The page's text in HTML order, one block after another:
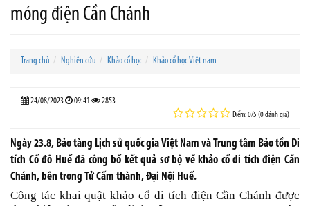
móng điện Cần Chánh
Trang chủ Nghiên cứu Khảo cổ học Khảo cổ học Việt nam
24/08/2023 09:41 2853
Điểm: 0/5 (0 đánh giá)
Ngày 23.8, Bảo tàng Lịch sử quốc gia Việt Nam và Trung tâm Bảo tồn Di
tích Cố đô Huế đã công bố kết quả sơ bộ về khảo cổ di tích điện Cần
Chánh, bên trong Tử Cấm thành, Đại Nội Huế.
Công tác khai quật khảo cổ di tích điện Cần Chánh được